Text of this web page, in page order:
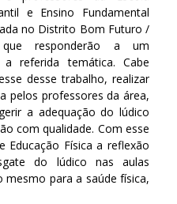
e Ensino Fundamental
no Distrito Bom Futuro /
responderão a um
referida temática. Cabe
desse trabalho, realizar
pelos professores da área,
a adequação do lúdico
com qualidade. Com esse
Física a reflexão
do lúdico nas aulas
para a saúde física,